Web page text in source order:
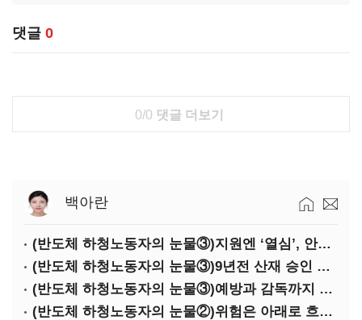
댓글 0
0/0 댓글 더보기
백아란
(반도체 하청노동자의 눈물③)지원엔 ‘열심’, 안전엔 ‘무심’
(반도체 하청노동자의 눈물③)9년전 산재 승인 간소화 제도…현장선 ‘문턱’ 여전
(반도체 하청노동자의 눈물③)예방과 감독까지 기업 책임
(반도체 하청노동자의 눈물②)위험은 아래로 흐른다